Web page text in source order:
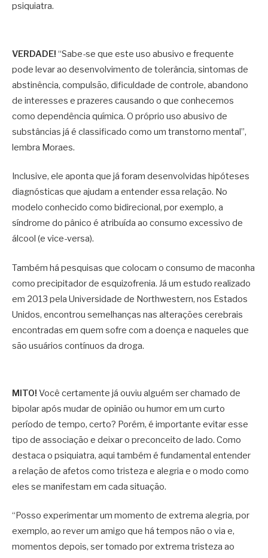
psiquiatra.
VERDADE! “Sabe-se que este uso abusivo e frequente
pode levar ao desenvolvimento de tolerância, sintomas de
abstinência, compulsão, dificuldade de controle, abandono
de interesses e prazeres causando o que conhecemos
como dependência química. O próprio uso abusivo de
substâncias já é classificado como um transtorno mental”,
lembra Moraes.
Inclusive, ele aponta que já foram desenvolvidas hipóteses
diagnósticas que ajudam a entender essa relação. No
modelo conhecido como bidirecional, por exemplo, a
síndrome do pânico é atribuída ao consumo excessivo de
álcool (e vice-versa).
Também há pesquisas que colocam o consumo de maconha
como precipitador de esquizofrenia. Já um estudo realizado
em 2013 pela Universidade de Northwestern, nos Estados
Unidos, encontrou semelhanças nas alterações cerebrais
encontradas em quem sofre com a doença e naqueles que
são usuários contínuos da droga.
MITO! Você certamente já ouviu alguém ser chamado de
bipolar após mudar de opinião ou humor em um curto
período de tempo, certo? Porém, é importante evitar esse
tipo de associação e deixar o preconceito de lado. Como
destaca o psiquiatra, aqui também é fundamental entender
a relação de afetos como tristeza e alegria e o modo como
eles se manifestam em cada situação.
“Posso experimentar um momento de extrema alegria, por
exemplo, ao rever um amigo que há tempos não o via e,
momentos depois, ser tomado por extrema tristeza ao